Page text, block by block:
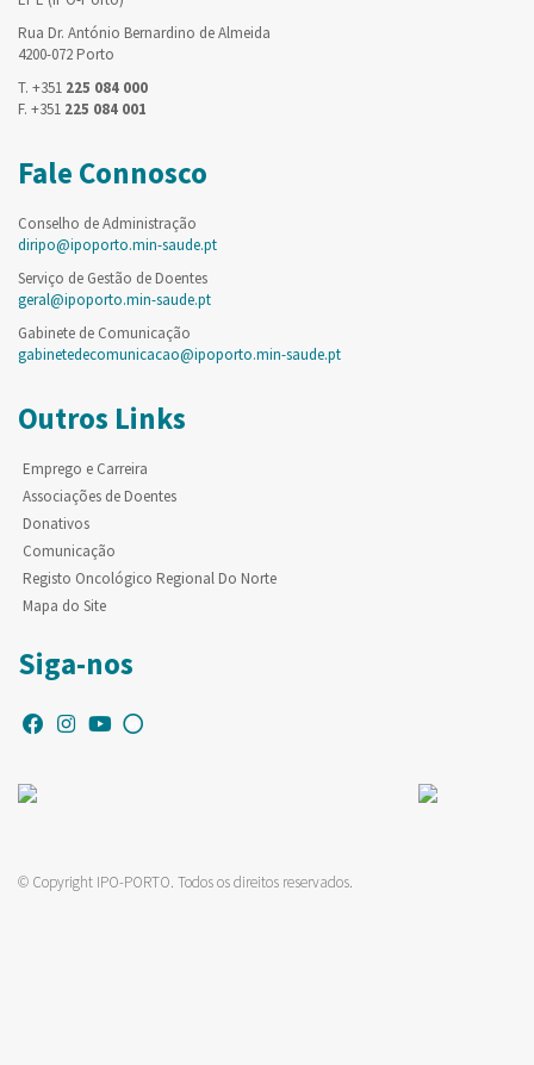
Rua Dr. António Bernardino de Almeida
4200-072 Porto
T. +351 225 084 000
F. +351 225 084 001
Fale Connosco
Conselho de Administração
diripo@ipoporto.min-saude.pt
Serviço de Gestão de Doentes
geral@ipoporto.min-saude.pt
Gabinete de Comunicação
gabinetedecomunicacao@ipoporto.min-saude.pt
Outros Links
Emprego e Carreira
Associações de Doentes
Donativos
Comunicação
Registo Oncológico Regional Do Norte
Mapa do Site
Siga-nos
© Copyright IPO-PORTO. Todos os direitos reservados.